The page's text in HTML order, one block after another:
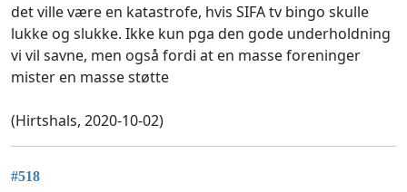
det ville være en katastrofe, hvis SIFA tv bingo skulle
lukke og slukke. Ikke kun pga den gode underholdning
vi vil savne, men også fordi at en masse foreninger
mister en masse støtte
(Hirtshals, 2020-10-02)
#518